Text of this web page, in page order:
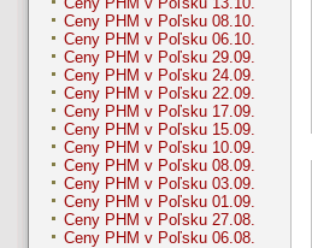
Ceny PHM v Poľsku 08.10.
Ceny PHM v Poľsku 06.10.
Ceny PHM v Poľsku 29.09.
Ceny PHM v Poľsku 24.09.
Ceny PHM v Poľsku 22.09.
Ceny PHM v Poľsku 17.09.
Ceny PHM v Poľsku 15.09.
Ceny PHM v Poľsku 10.09.
Ceny PHM v Poľsku 08.09.
Ceny PHM v Poľsku 03.09.
Ceny PHM v Poľsku 01.09.
Ceny PHM v Poľsku 27.08.
Ceny PHM v Poľsku 06.08.